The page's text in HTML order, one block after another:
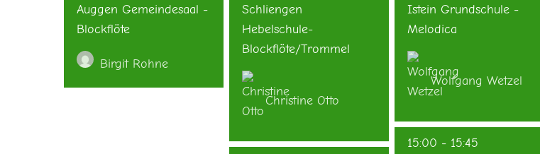
Auggen Gemeindesaal -
Blockflöte
Birgit Rohne
Schliengen
Hebelschule-
Blockflöte/Trommel
Christine Otto
Istein Grundschule -
Melodica
Wolfgang Wetzel
15:00 - 15:45